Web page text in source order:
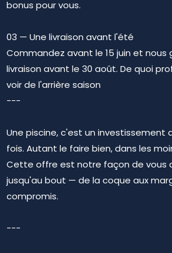
bonus pour vous.
03 — Une livraison avant l'été
Commandez avant le 15 juin et nous
livraison avant le 30 août. De quoi
voir de l'arrière saison
---
Une piscine, c'est un investissement
fois. Autant le faire bien, dans les
Cette offre est notre façon de vous
jusqu'au bout — de la coque aux
compromis.
---